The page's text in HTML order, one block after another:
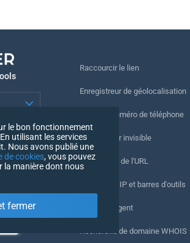
Raccourcir le lien
Enregistreur de géolocalisation
Suivre le numéro de téléphone
Enregistreur invisible
Vérification de l'URL
Compteurs IP et barres d'outils
Mon UserAgent
Recherche de domaine WHOIS
le bon fonctionnement
utilisant les services
Nous avons publié une
de cookies, vous pouvez
la manière dont nous
fermer